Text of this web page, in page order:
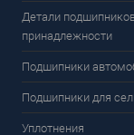
Детали
принадлежности
Подшипники
Подшипники для
Уплотнения